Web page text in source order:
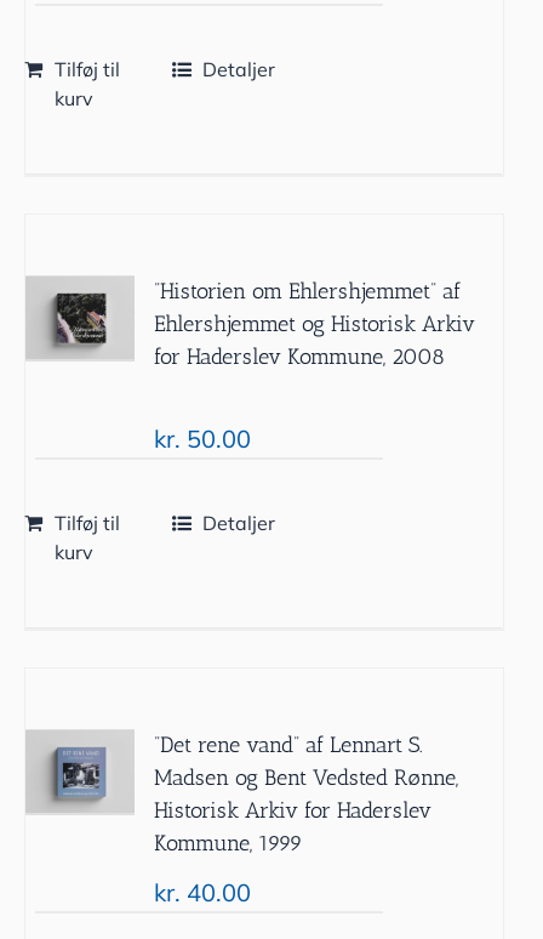
Tilføj til
kurv
Detaljer
”Historien om Ehlershjemmet” af
Ehlershjemmet og Historisk Arkiv
for Haderslev Kommune, 2008
kr. 50.00
Tilføj til
kurv
Detaljer
”Det rene vand” af Lennart S.
Madsen og Bent Vedsted Rønne,
Historisk Arkiv for Haderslev
Kommune, 1999
kr. 40.00